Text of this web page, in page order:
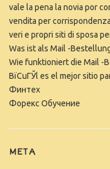
vale la pena la novia por
vendita per
veri e propri siti di sposa
Was ist als Mail -
Wie funktioniert die Mail -
ВїCuГЎl es el mejor sitio
Финтех
Форекс Обучение
META